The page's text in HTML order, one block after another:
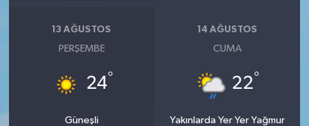
13 AĞUSTOS
PERŞEMBE
24°
Güneşli
14 AĞUSTOS
CUMA
22°
Yakınlarda Yer Yer Yağmur